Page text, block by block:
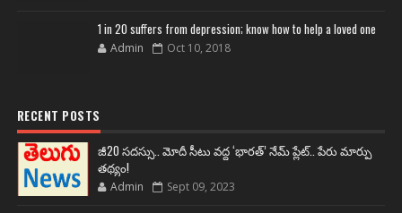
1 in 20 suffers from depression; know how to help a loved one
Admin Oct 10, 2018
RECENT POSTS
జీ20 సదస్సు.. మోదీ సీటు వద్ద ‘భారత్’ నేమ్ ప్లేట్‌.. పేరు మార్పు
తథ్యం!
Admin Sept 09, 2023